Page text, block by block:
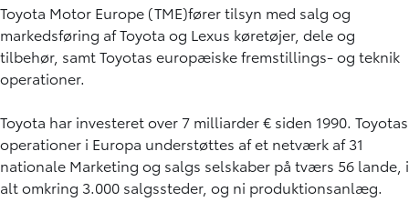
Toyota Motor Europe (TME)fører tilsyn med salg og
markedsføring af Toyota og Lexus køretøjer, dele og
tilbehør, samt Toyotas europæiske fremstillings- og teknik
operationer.
Toyota har investeret over 7 milliarder € siden 1990. Toyotas
operationer i Europa understøttes af et netværk af 31
nationale Marketing og salgs selskaber på tværs 56 lande, i
alt omkring 3.000 salgssteder, og ni produktionsanlæg.